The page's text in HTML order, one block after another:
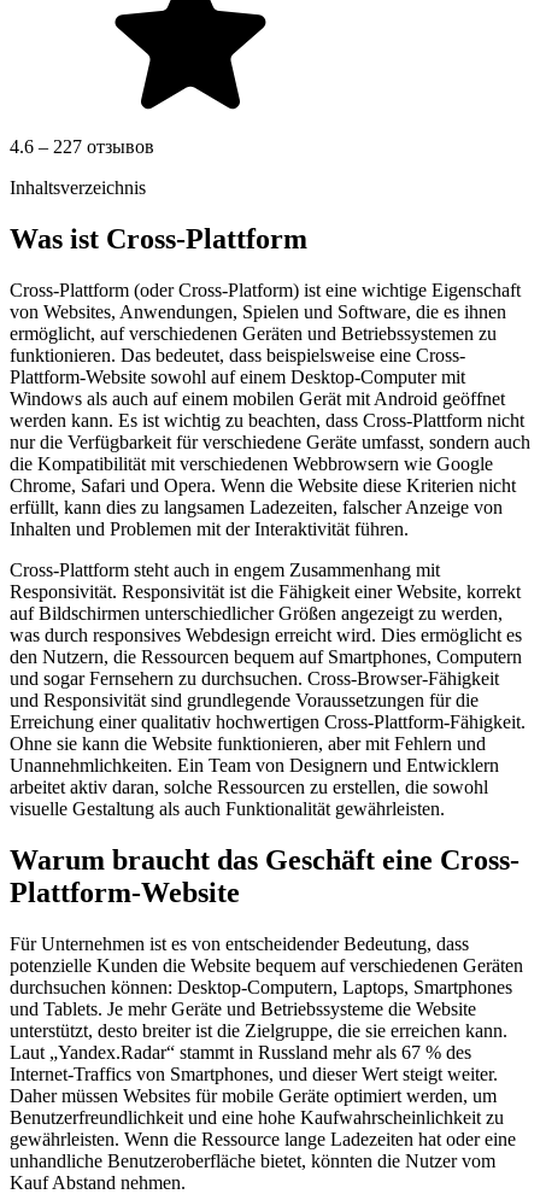
4.6 – 227 отзывов
Inhaltsverzeichnis
Was ist Cross-Plattform
Cross-Plattform (oder Cross-Platform) ist eine wichtige Eigenschaft
von Websites, Anwendungen, Spielen und Software, die es ihnen
ermöglicht, auf verschiedenen Geräten und Betriebssystemen zu
funktionieren. Das bedeutet, dass beispielsweise eine Cross-
Plattform-Website sowohl auf einem Desktop-Computer mit
Windows als auch auf einem mobilen Gerät mit Android geöffnet
werden kann. Es ist wichtig zu beachten, dass Cross-Plattform nicht
nur die Verfügbarkeit für verschiedene Geräte umfasst, sondern auch
die Kompatibilität mit verschiedenen Webbrowsern wie Google
Chrome, Safari und Opera. Wenn die Website diese Kriterien nicht
erfüllt, kann dies zu langsamen Ladezeiten, falscher Anzeige von
Inhalten und Problemen mit der Interaktivität führen.
Cross-Plattform steht auch in engem Zusammenhang mit
Responsivität. Responsivität ist die Fähigkeit einer Website, korrekt
auf Bildschirmen unterschiedlicher Größen angezeigt zu werden,
was durch responsives Webdesign erreicht wird. Dies ermöglicht es
den Nutzern, die Ressourcen bequem auf Smartphones, Computern
und sogar Fernsehern zu durchsuchen. Cross-Browser-Fähigkeit
und Responsivität sind grundlegende Voraussetzungen für die
Erreichung einer qualitativ hochwertigen Cross-Plattform-Fähigkeit.
Ohne sie kann die Website funktionieren, aber mit Fehlern und
Unannehmlichkeiten. Ein Team von Designern und Entwicklern
arbeitet aktiv daran, solche Ressourcen zu erstellen, die sowohl
visuelle Gestaltung als auch Funktionalität gewährleisten.
Warum braucht das Geschäft eine Cross-
Plattform-Website
Für Unternehmen ist es von entscheidender Bedeutung, dass
potenzielle Kunden die Website bequem auf verschiedenen Geräten
durchsuchen können: Desktop-Computern, Laptops, Smartphones
und Tablets. Je mehr Geräte und Betriebssysteme die Website
unterstützt, desto breiter ist die Zielgruppe, die sie erreichen kann.
Laut „Yandex.Radar“ stammt in Russland mehr als 67 % des
Internet-Traffics von Smartphones, und dieser Wert steigt weiter.
Daher müssen Websites für mobile Geräte optimiert werden, um
Benutzerfreundlichkeit und eine hohe Kaufwahrscheinlichkeit zu
gewährleisten. Wenn die Ressource lange Ladezeiten hat oder eine
unhandliche Benutzeroberfläche bietet, könnten die Nutzer vom
Kauf Abstand nehmen.